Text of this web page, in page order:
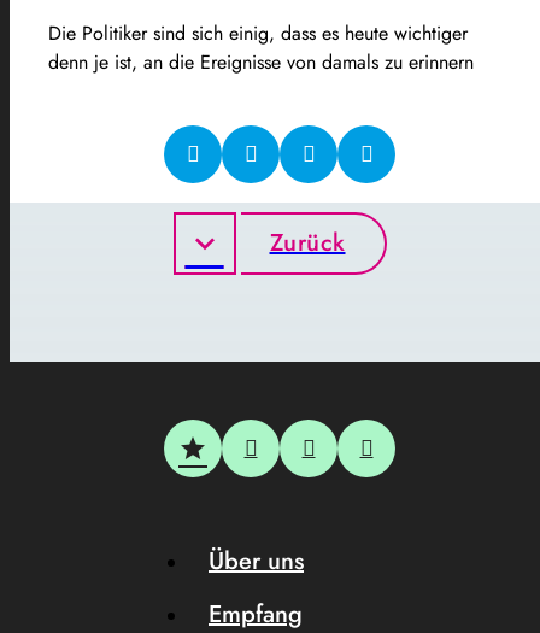
Die Politiker sind sich einig, dass es heute wichtiger
denn je ist, an die Ereignisse von damals zu erinnern
Zurück
Über uns
Empfang